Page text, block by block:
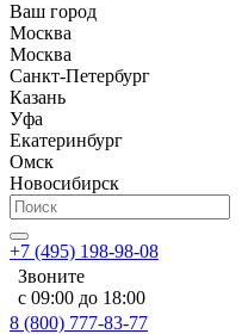
Ваш город
Москва
Москва
Санкт-Петербург
Казань
Уфа
Екатеринбург
Омск
Новосибирск
+7 (495) 198-98-08
Звоните
с 09:00 до 18:00
8 (800) 777-83-77